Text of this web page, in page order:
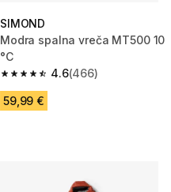
SIMOND
Modra spalna vreča MT500 10
°C
4.6
4.6 od 5 zvezdic from 466
(466)
59,99 €